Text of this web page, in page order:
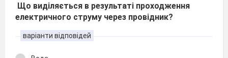
Що виділяється в результаті проходження
електричного струму через провідник?
варіанти відповідей